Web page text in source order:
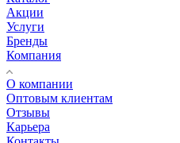
Акции
Услуги
Бренды
Компания
О компании
Оптовым клиентам
Отзывы
Карьера